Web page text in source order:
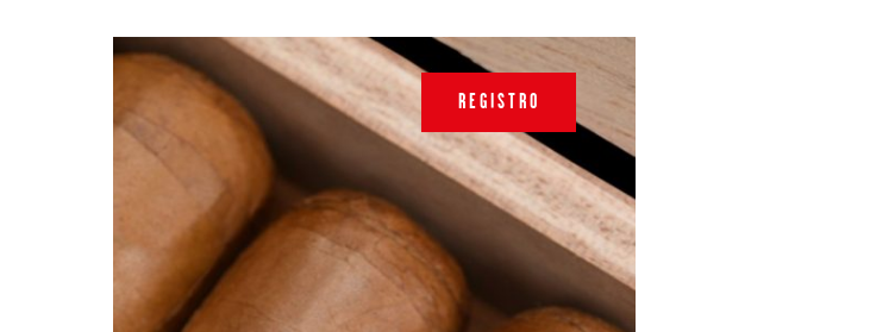
REGISTRO